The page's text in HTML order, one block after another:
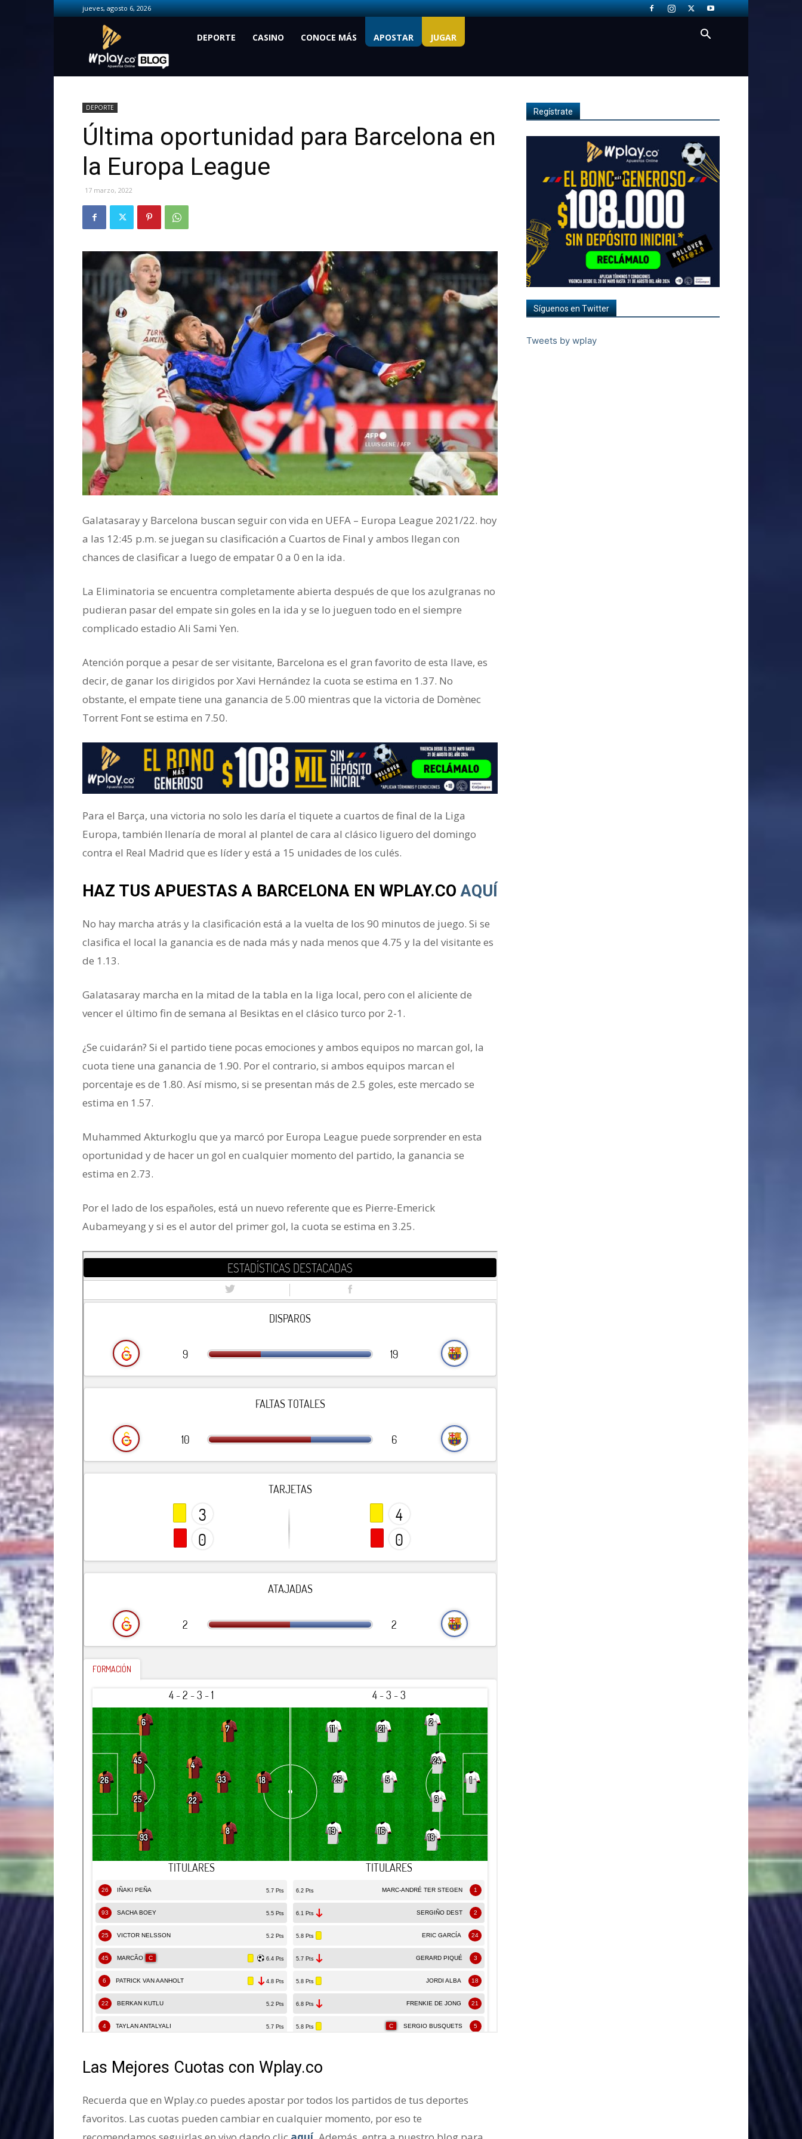
jueves, agosto 6, 2026
Wplay.co
DEPORTE CASINO CONOCE MÁS APOSTAR JUGAR
DEPORTE
Última oportunidad para Barcelona en
la Europa League
17 marzo, 2022
Galatasaray y Barcelona buscan seguir con vida en UEFA – Europa League 2021/22. hoy
a las 12:45 p.m. se juegan su clasificación a Cuartos de Final y ambos llegan con
chances de clasificar a luego de empatar 0 a 0 en la ida.
La Eliminatoria se encuentra completamente abierta después de que los azulgranas no
pudieran pasar del empate sin goles en la ida y se lo jueguen todo en el siempre
complicado estadio Ali Sami Yen.
Atención porque a pesar de ser visitante, Barcelona es el gran favorito de esta llave, es
decir, de ganar los dirigidos por Xavi Hernández la cuota se estima en 1.37. No
obstante, el empate tiene una ganancia de 5.00 mientras que la victoria de Domènec
Torrent Font se estima en 7.50.
Para el Barça, una victoria no solo les daría el tiquete a cuartos de final de la Liga
Europa, también llenaría de moral al plantel de cara al clásico liguero del domingo
contra el Real Madrid que es líder y está a 15 unidades de los culés.
HAZ TUS APUESTAS A BARCELONA EN WPLAY.COAQUÍ
No hay marcha atrás y la clasificación está a la vuelta de los 90 minutos de juego. Si se
clasifica el local la ganancia es de nada más y nada menos que 4.75 y la del visitante es
de 1.13.
Galatasaray marcha en la mitad de la tabla en la liga local, pero con el aliciente de
vencer el último fin de semana al Besiktas en el clásico turco por 2-1.
¿Se cuidarán? Si el partido tiene pocas emociones y ambos equipos no marcan gol, la
cuota tiene una ganancia de 1.90. Por el contrario, si ambos equipos marcan el
porcentaje es de 1.80. Así mismo, si se presentan más de 2.5 goles, este mercado se
estima en 1.57.
Muhammed Akturkoglu que ya marcó por Europa League puede sorprender en esta
oportunidad y de hacer un gol en cualquier momento del partido, la ganancia se
estima en 2.73.
Por el lado de los españoles, está un nuevo referente que es Pierre-Emerick
Aubameyang y si es el autor del primer gol, la cuota se estima en 3.25.
Las Mejores Cuotas con Wplay.co
Recuerda que en Wplay.co puedes apostar por todos los partidos de tus deportes
favoritos. Las cuotas pueden cambiar en cualquier momento, por eso te
Regístrate
Síguenos en Twitter
Tweets by wplay